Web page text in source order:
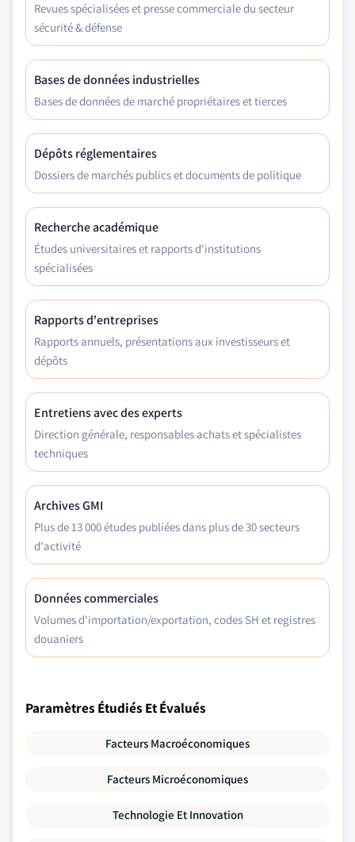
Revues spécialisées et presse commerciale du secteur
sécurité & défense
Bases de données industrielles
Bases de données de marché propriétaires et tierces
Dépôts réglementaires
Dossiers de marchés publics et documents de politique
Recherche académique
Études universitaires et rapports d'institutions
spécialisées
Rapports d'entreprises
Rapports annuels, présentations aux investisseurs et
dépôts
Entretiens avec des experts
Direction générale, responsables achats et spécialistes
techniques
Archives GMI
Plus de 13 000 études publiées dans plus de 30 secteurs
d'activité
Données commerciales
Volumes d'importation/exportation, codes SH et registres
douaniers
Paramètres Étudiés Et Évalués
Facteurs Macroéconomiques
Facteurs Microéconomiques
Technologie Et Innovation